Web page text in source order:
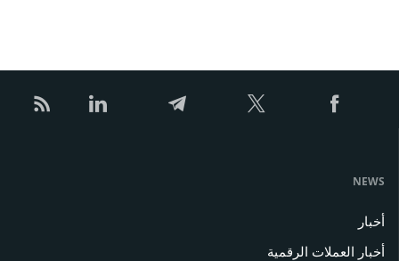
NEWS
أخبار
أخبار العملات الرقمية